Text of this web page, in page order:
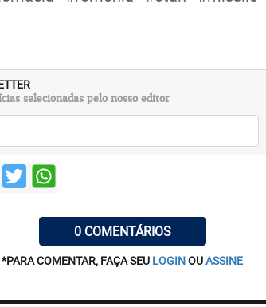
selecionadas pelo nosso editor
0 COMENTÁRIOS
*PARA COMENTAR, FAÇA SEU LOGINOUASSINE